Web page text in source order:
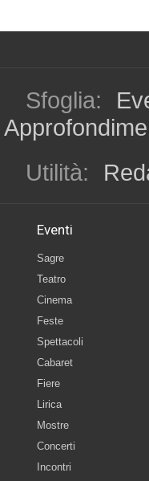
Sfoglia:
Utilità:
Eventi
Sagre
Teatro
Cinema
Feste
Spettacoli
Cabaret
Fiere
Lirica
Mostre
Concerti
Incontri